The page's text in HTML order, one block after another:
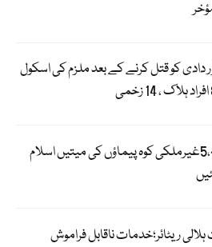
دادی کو قتل کرنے کے بعد ملزم کی اسکول
براڈ پیک حادثہ،5غیرملکی کوہ پیماؤں کی میتیں اسلام
ریٹائر؛خدمات ناقابل فراموش